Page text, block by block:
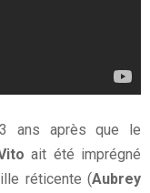
ans après que le
ait été imprégné
réticente (Aubrey